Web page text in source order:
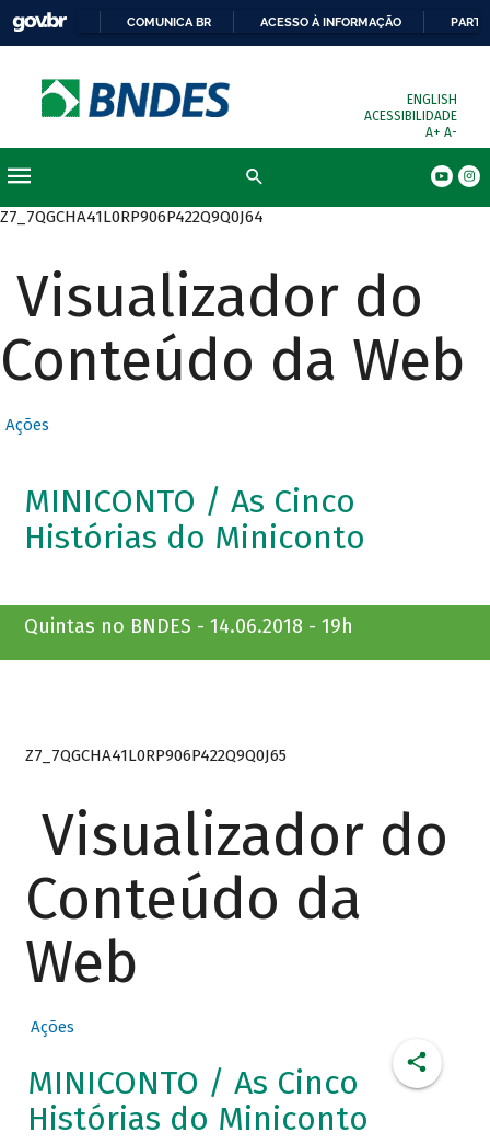
COMUNICA BR ACESSO À INFORMAÇÃO
ENGLISH
ACESSIBILIDADE
A+ A-
Z7_7QGCHA41L0RP906P422Q9Q0J64
Visualizador do
Conteúdo da Web
Ações
MINICONTO / As Cinco
Histórias do Miniconto
Quintas no BNDES - 14.06.2018 - 19h
Z7_7QGCHA41L0RP906P422Q9Q0J65
Visualizador do
Conteúdo da
Web
Ações
MINICONTO / As Cinco
Histórias do Miniconto